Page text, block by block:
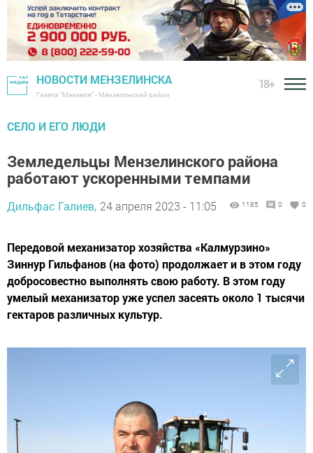
НОВОСТИ МЕНЗЕЛИНСКА
Газета "Мензеля" - Мензелинский район
18+
СЕЛО И ЕГО ЛЮДИ
Земледельцы Мензелинского района
работают ускоренными темпами
Дильфас Галиев, 24 апреля 2023 - 11:05 1185 0 0
Передовой механизатор хозяйства «Калмурзино»
Зиннур Гильфанов (на фото) продолжает и в этом году
добросовестно выполнять свою работу. В этом году
умелый механизатор уже успел засеять около 1 тысячи
гектаров различных культур.